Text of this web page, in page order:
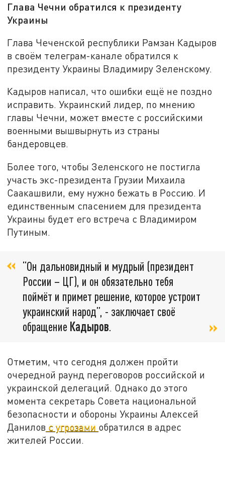
Глава Чечни обратился к президенту
Украины
Глава Чеченской республики Рамзан Кадыров
в своём телеграм-канале обратился к
президенту Украины Владимиру Зеленскому.
Кадыров написал, что ошибки ещё не поздно
исправить. Украинский лидер, по мнению
главы Чечни, может вместе с российскими
военными вышвырнуть из страны
бандеровцев.
Более того, чтобы Зеленского не постигла
участь экс-президента Грузии Михаила
Саакашвили, ему нужно бежать в Россию. И
единственным спасением для президента
Украины будет его встреча с Владимиром
Путиным.
“Он дальновидный и мудрый (президент
России – ЦГ), и он обязательно тебя
поймёт и примет решение, которое устроит
украинский народ”, - заключает своё
обращение Кадыров.
Отметим, что сегодня должен пройти
очередной раунд переговоров российской и
украинской делегаций. Однако до этого
момента секретарь Совета национальной
безопасности и обороны Украины Алексей
Данилов с угрозами обратился в адрес
жителей России.